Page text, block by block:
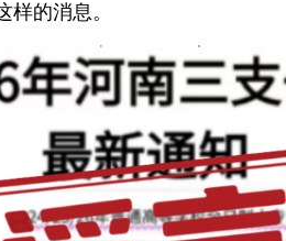
样的消息。